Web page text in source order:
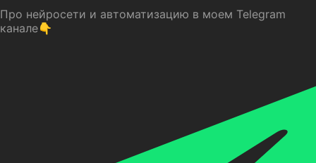
Про нейросети и автоматизацию в моем Telegram
канале👇